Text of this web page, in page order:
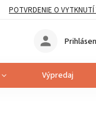
POTVRDENIE O VYTKNUTÍ
Výpredaj